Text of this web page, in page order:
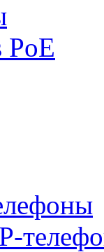
PoE